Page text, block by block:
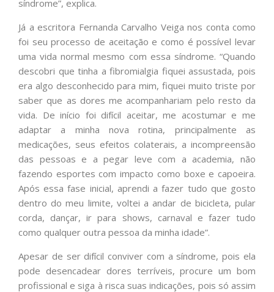
síndrome”, explica.
Já a escritora Fernanda Carvalho Veiga nos conta como
foi seu processo de aceitação e como é possível levar
uma vida normal mesmo com essa síndrome. “Quando
descobri que tinha a fibromialgia fiquei assustada, pois
era algo desconhecido para mim, fiquei muito triste por
saber que as dores me acompanhariam pelo resto da
vida. De início foi difícil aceitar, me acostumar e me
adaptar a minha nova rotina, principalmente as
medicações, seus efeitos colaterais, a incompreensão
das pessoas e a pegar leve com a academia, não
fazendo esportes com impacto como boxe e capoeira.
Após essa fase inicial, aprendi a fazer tudo que gosto
dentro do meu limite, voltei a andar de bicicleta, pular
corda, dançar, ir para shows, carnaval e fazer tudo
como qualquer outra pessoa da minha idade”.
Apesar de ser difícil conviver com a síndrome, pois ela
pode desencadear dores terríveis, procure um bom
profissional e siga à risca suas indicações, pois só assim